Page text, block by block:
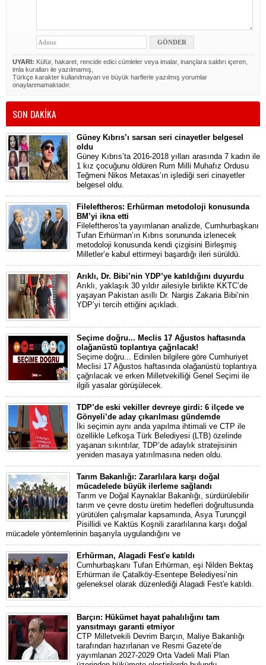
UYARI: Küfür, hakaret, rencide edici cümleler veya imalar, inançlara saldırı içeren,
imla kuralları ile yazılmamış,
Türkçe karakter kullanılmayan ve büyük harflerle yazılmış yorumlar
onaylanmamaktadır.
SON DAKİKA
Güney Kıbrıs’ı sarsan seri cinayetler belgesel
oldu
Güney Kıbrıs’ta 2016-2018 yılları arasında 7 kadın ile
1 kız çocuğunu öldüren Rum Milli Muhafız Ordusu
Teğmeni Nikos Metaxas’ın işlediği seri cinayetler
belgesel oldu.
Fileleftheros: Erhürman metodoloji konusunda
BM’yi ikna etti
Fileleftheros’ta yayımlanan analizde, Cumhurbaşkanı
Tufan Erhürman’ın Kıbrıs sorununda izlenecek
metodoloji konusunda kendi çizgisini Birleşmiş
Milletler’e kabul ettirmeyi başardığı ileri sürüldü.
Arıklı, Dr. Bibi’nin YDP’ye katıldığını duyurdu
Arıklı, yaklaşık 30 yıldır ailesiyle birlikte KKTC’de
yaşayan Pakistan asıllı Dr. Nargis Zakaria Bibi’nin
YDP’yi tercih ettiğini açıkladı.
Seçime doğru... Meclis 17 Ağustos haftasında
olağanüstü toplantıya çağrılacak!
Seçime doğru... Edinilen bilgilere göre Cumhuriyet
Meclisi 17 Ağustos haftasında olağanüstü toplantıya
çağrılacak ve erken Milletvekilliği Genel Seçimi ile
ilgili yasalar görüşülecek.
TDP’de eski vekiller devreye girdi: 6 ilçede ve
Gönyeli’de aday çıkarılması gündemde
İki seçimin aynı anda yapılma ihtimali ve CTP ile
özellikle Lefkoşa Türk Belediyesi (LTB) özelinde
yaşanan sıkıntılar, TDP’de adaylık stratejisinin
yeniden masaya yatırılmasına neden oldu.
Tarım Bakanlığı: Zararlılara karşı doğal
mücadelede büyük ilerleme sağlandı
Tarım ve Doğal Kaynaklar Bakanlığı, sürdürülebilir
tarım ve çevre dostu üretim hedefleri doğrultusunda
yürütülen çalışmalar kapsamında, Asya Turunçgil
Pisillidi ve Kaktüs Koşnili zararlılarına karşı doğal
mücadele yöntemlerinin başarıyla uygulandığını ve
Erhürman, Alagadi Fest'e katıldı
Cumhurbaşkanı Tufan Erhürman, eşi Nilden Bektaş
Erhürman ile Çatalköy-Esentepe Belediyesi’nin
geleneksel olarak düzenlediği Alagadi Fest'e katıldı.
Barçın: Hükümet hayat pahalılığını tam
yansıtmayı garanti etmiyor
CTP Milletvekili Devrim Barçın, Maliye Bakanlığı
tarafından hazırlanan ve Resmi Gazete’de
yayımlanan 2027-2029 Orta Vadeli Mali Plan